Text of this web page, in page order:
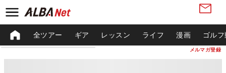
メルマガ登録
全ツアー ギア レッスン ライフ 漫画 ゴル